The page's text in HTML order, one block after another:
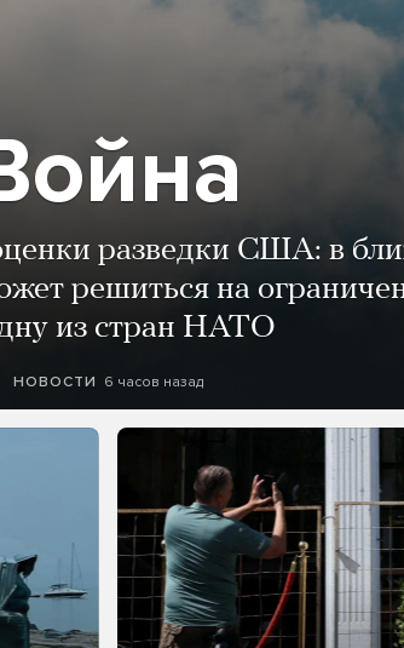
разведки США: в
решиться на
из стран НАТО
НОВОСТИ 6 часов назад